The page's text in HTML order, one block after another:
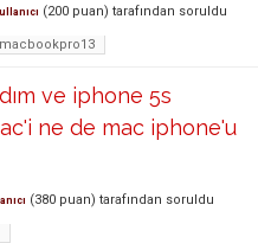
(200 puan) tarafından soruldu
ve iphone 5s
ne de mac iphone'u
(380 puan) tarafından soruldu